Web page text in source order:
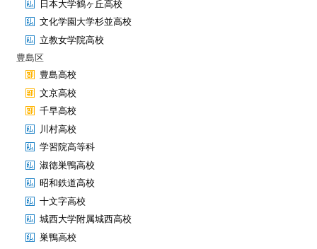
日本大学鶴ヶ丘高校
文化学園大学杉並高校
立教女学院高校
豊島区
豊島高校
文京高校
千早高校
川村高校
学習院高等科
淑徳巣鴨高校
昭和鉄道高校
十文字高校
城西大学附属城西高校
巣鴨高校